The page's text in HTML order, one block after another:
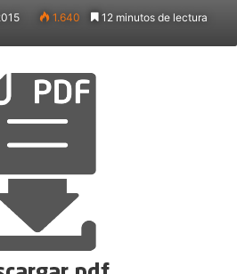
1.640 12 minutos de lectura